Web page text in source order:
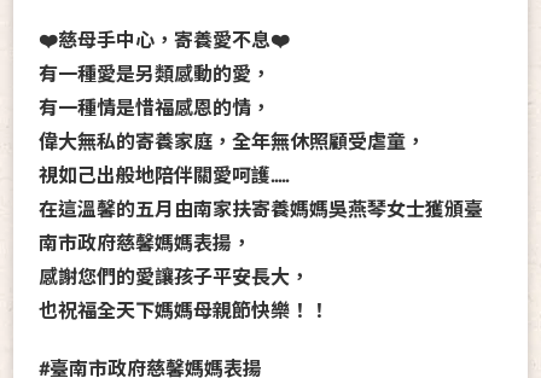
❤️慈母手中心，寄養愛不息❤️
有一種愛是另類感動的愛，
有一種情是惜福感恩的情，
偉大無私的寄養家庭，全年無休照顧受虐童，
視如己出般地陪伴關愛呵護.....
在這溫馨的五月由南家扶寄養媽媽吳燕琴女士獲頒臺
南市政府慈馨媽媽表揚，
感謝您們的愛讓孩子平安長大，
也祝福全天下媽媽母親節快樂！！
#臺南市政府慈馨媽媽表揚